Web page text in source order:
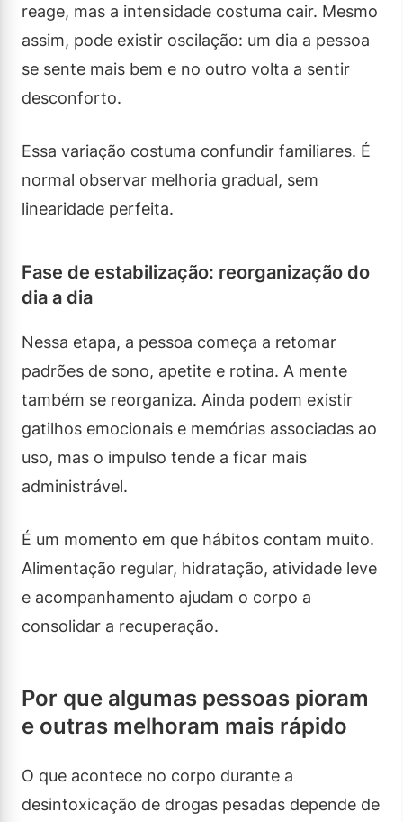
reage, mas a intensidade costuma cair. Mesmo
assim, pode existir oscilação: um dia a pessoa
se sente mais bem e no outro volta a sentir
desconforto.
Essa variação costuma confundir familiares. É
normal observar melhoria gradual, sem
linearidade perfeita.
Fase de estabilização: reorganização do
dia a dia
Nessa etapa, a pessoa começa a retomar
padrões de sono, apetite e rotina. A mente
também se reorganiza. Ainda podem existir
gatilhos emocionais e memórias associadas ao
uso, mas o impulso tende a ficar mais
administrável.
É um momento em que hábitos contam muito.
Alimentação regular, hidratação, atividade leve
e acompanhamento ajudam o corpo a
consolidar a recuperação.
Por que algumas pessoas pioram
e outras melhoram mais rápido
O que acontece no corpo durante a
desintoxicação de drogas pesadas depende de